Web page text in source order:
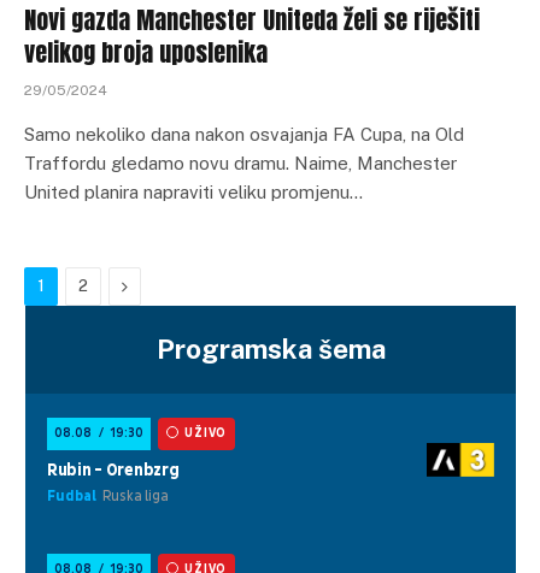
Novi gazda Manchester Uniteda želi se riješiti
velikog broja uposlenika
29/05/2024
Samo nekoliko dana nakon osvajanja FA Cupa, na Old
Traffordu gledamo novu dramu. Naime, Manchester
United planira napraviti veliku promjenu…
1 2 Next
Programska šema